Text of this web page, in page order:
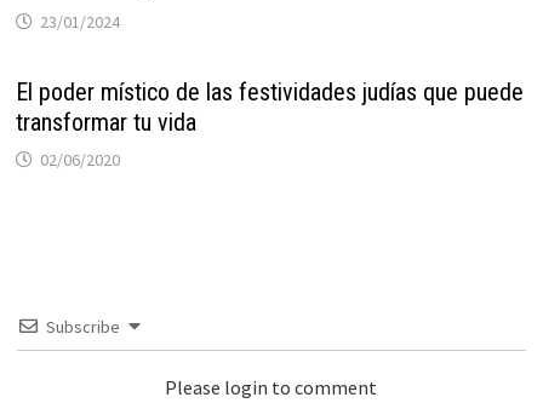
23/01/2024
El poder místico de las festividades judías que puede
transformar tu vida
02/06/2020
Subscribe
Please login to comment